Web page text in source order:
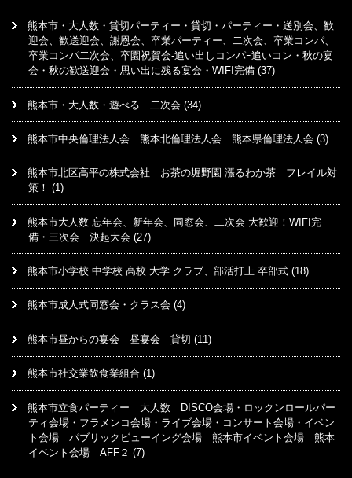
熊本市・大人数・貸切パーティー・貸切・パーティー・送別会、歓
迎会、歓送迎会、謝恩会、卒業パーティー、二次会、卒業コンパ、
卒業コンパ二次会、卒園祝賀会-追い出しコンパｰ追いコン・秋の宴
会・秋の歓送迎会・思い出に残る宴会・WIFI完備 (37)
熊本市・大人数・遊べる 二次会 (34)
熊本市中央倫理法人会 熊本北倫理法人会 熊本県倫理法人会 (3)
熊本市北区高平の株式会社 お茶の堀野園 漲るわか茶 フレイル対
策！ (1)
熊本市大人数 忘年会、新年会、同窓会、二次会 大歓迎！WIFI完
備・三次会 決起大会 (27)
熊本市小学校 中学校 高校 大学 クラブ、部活打上 卒部式 (18)
熊本市成人式同窓会・クラス会 (4)
熊本市昼からの宴会 昼宴会 貸切 (11)
熊本市社交業飲食業組合 (1)
熊本市立食パーティー 大人数 DISCO会場・ロックンロールパー
ティ会場・フラメンコ会場・ライブ会場・コンサート会場・イベン
ト会場 パブリックビューイング会場 熊本市イベント会場 熊本
イベント会場 AFF２ (7)